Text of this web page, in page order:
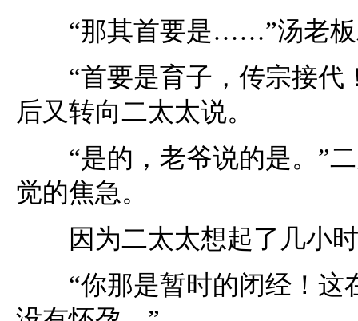
“那其首要是……”汤老板
“首要是育子，传宗接代
后又转向二太太说。
“是的，老爷说的是。”二
觉的焦急。
因为二太太想起了几小时
“你那是暂时的闭经！这